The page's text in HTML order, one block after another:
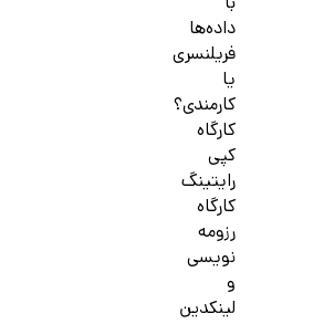
داده‌ها
فریلنسری
یا
کارمندی؟
کارگاه
کپی
رایتینگ
کارگاه
رزومه
نویسی
و
لینکدین